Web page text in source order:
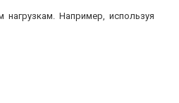
Например, используя